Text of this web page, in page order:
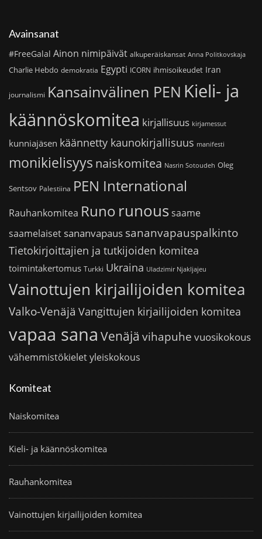
Avainsanat
#FreeGalal Ainon nimipäivät alkuperäiskansat Anna Politkovskaja
Charlie Hebdo demokratia Egypti ICORN ihmisoikeudet Iran
journalismi Kansainvälinen PEN Kieli- ja
käännöskomitea kirjallisuus kirjamessut
kunniajäsen käännetty kaunokirjallisuus manifesti
monikielisyys naiskomitea Nasrin Sotoudeh Oleg
Sentsov Palestiina PEN International
Rauhankomitea Runo runoussaame
saamelaiset sananvapaus sananvapauspalkinto
Tietokirjoittajien ja tutkijoiden komitea
toimintakertomus Turkki Ukraina Uladzimir Njakljajeu
Vainottujen kirjailijoiden komitea
Valko-Venäjä Vangittujen kirjailijoiden komitea
vapaa sana Venäjä vihapuhe vuosikokous
vähemmistökieletyleiskokous
Komiteat
Naiskomitea
Kieli- ja käännöskomitea
Rauhankomitea
Vainottujen kirjailijoiden komitea